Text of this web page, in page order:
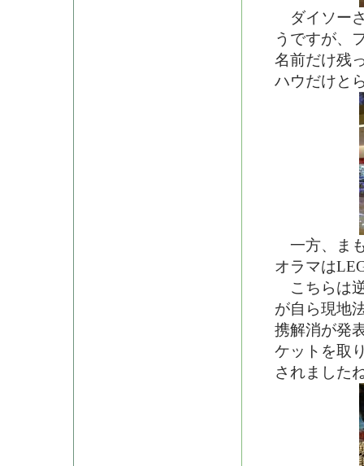
ダイソー
うですが、
名前だけ残
ハウだけと
一方、ま
オラマは
こちらは
が自ら現地
携解消が発
ケットを取
されました